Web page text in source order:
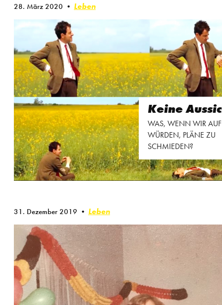
28. März 2020 Leben
Keine
WAS, WENN WIR
WÜRDEN, PLÄNE ZU
SCHMIEDEN?
31. Dezember 2019 Leben